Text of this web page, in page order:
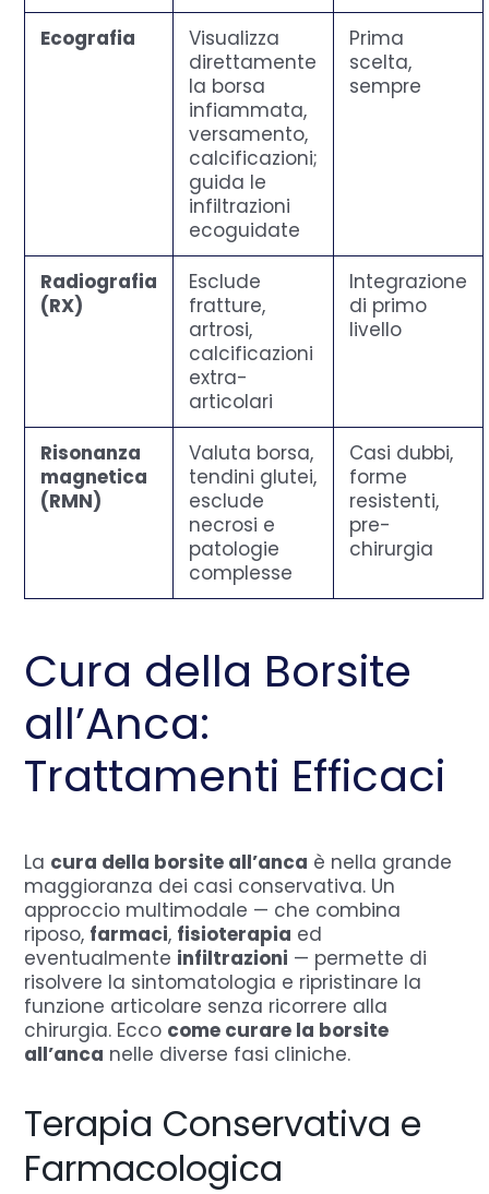
Ecografia
Visualizza
direttamente
la borsa
infiammata,
versamento,
calcificazioni;
guida le
infiltrazioni
ecoguidate
Prima
scelta,
sempre
Radiografia
(RX)
Esclude
fratture,
artrosi,
calcificazioni
extra-
articolari
Integrazione
di primo
livello
Risonanza
magnetica
(RMN)
Valuta borsa,
tendini glutei,
esclude
necrosi e
patologie
complesse
Casi dubbi,
forme
resistenti,
pre-
chirurgia
Cura della Borsite
all’Anca:
Trattamenti Efficaci
La cura della borsite all’anca è nella grande
maggioranza dei casi conservativa. Un
approccio multimodale — che combina
riposo, farmaci, fisioterapia ed
eventualmente infiltrazioni — permette di
risolvere la sintomatologia e ripristinare la
funzione articolare senza ricorrere alla
chirurgia. Ecco come curare la borsite
all’anca nelle diverse fasi cliniche.
Terapia Conservativa e
Farmacologica